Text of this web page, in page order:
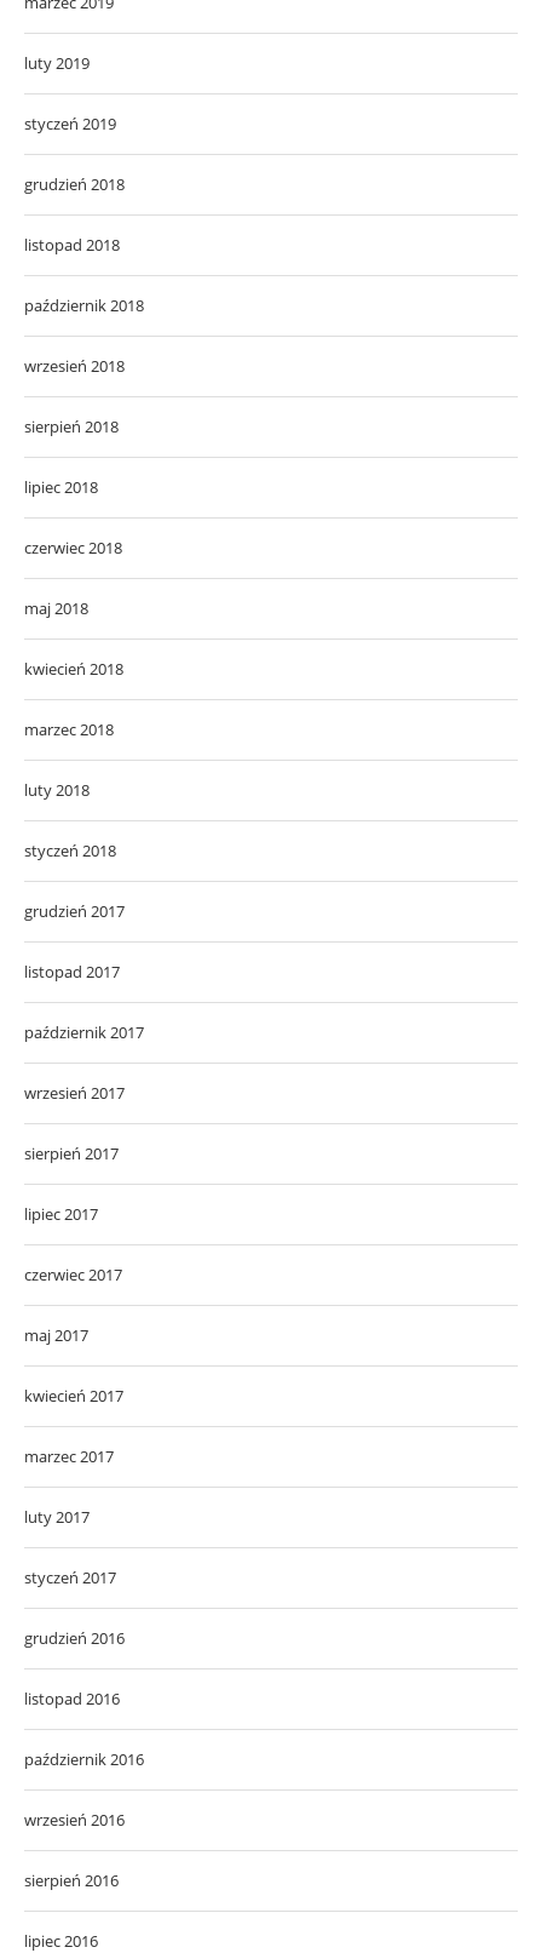
luty 2019
styczeń 2019
grudzień 2018
listopad 2018
październik 2018
wrzesień 2018
sierpień 2018
lipiec 2018
czerwiec 2018
maj 2018
kwiecień 2018
marzec 2018
luty 2018
styczeń 2018
grudzień 2017
listopad 2017
październik 2017
wrzesień 2017
sierpień 2017
lipiec 2017
czerwiec 2017
maj 2017
kwiecień 2017
marzec 2017
luty 2017
styczeń 2017
grudzień 2016
listopad 2016
październik 2016
wrzesień 2016
sierpień 2016
lipiec 2016